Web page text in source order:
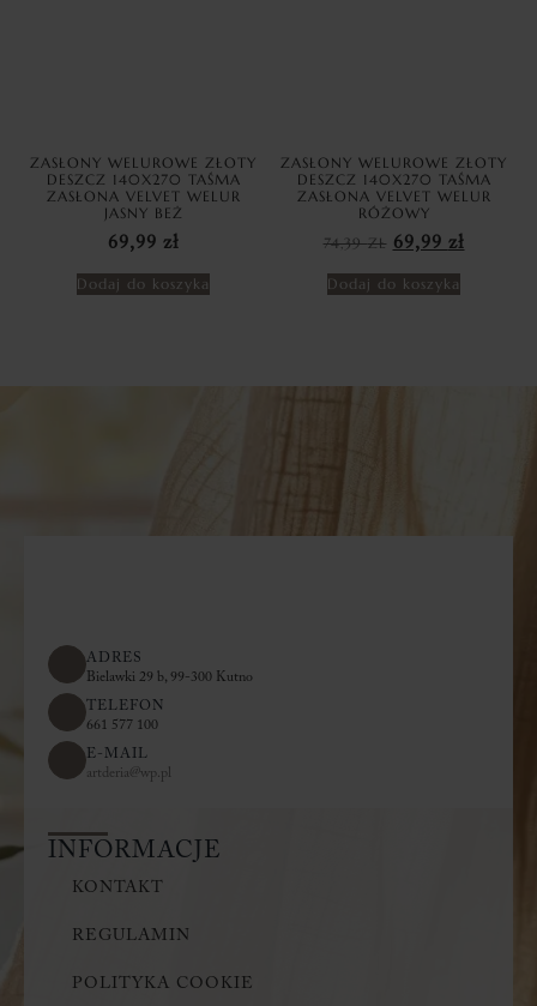
ZASŁONY WELUROWE ZŁOTY
DESZCZ 140X270 TAŚMA
ZASŁONA VELVET WELUR
JASNY BEŻ
69,99 zł
Dodaj do koszyka
ZASŁONY WELUROWE ZŁOTY
DESZCZ 140X270 TAŚMA
ZASŁONA VELVET WELUR
RÓŻOWY
74,39ZŁ 69,99 zł
Dodaj do koszyka
ADRES
Bielawki 29 b, 99-300 Kutno
TELEFON
661 577 100
E-MAIL
artderia@wp.pl
INFORMACJE
KONTAKT
REGULAMIN
POLITYKA COOKIE